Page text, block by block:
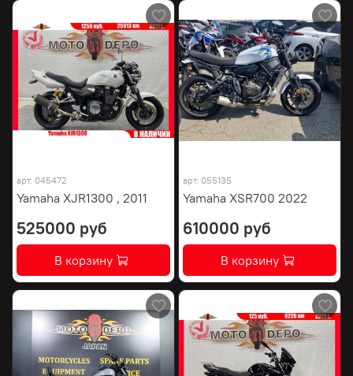
арт. 045472
Yamaha XJR1300 , 2011
525000 руб
В корзину
арт. 055135
Yamaha XSR700 2022
610000 руб
В корзину